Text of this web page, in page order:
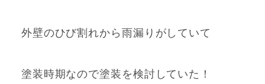
外壁のひび割れから雨漏りがしていて
塗装時期なので塗装を検討していた！